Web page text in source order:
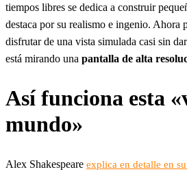
tiempos libres se dedica a construir
destaca por su realismo e ingenio. Ahora
disfrutar de una vista simulada casi sin
está mirando una pantalla de alta
Así funciona esta
mundo»
Alex Shakespeare explica en detalle en